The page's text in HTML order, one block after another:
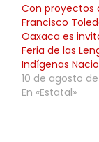
Con proyectos
Francisco
Oaxaca es
Feria de las
Indígenas
10 de agosto de
En «Estatal»